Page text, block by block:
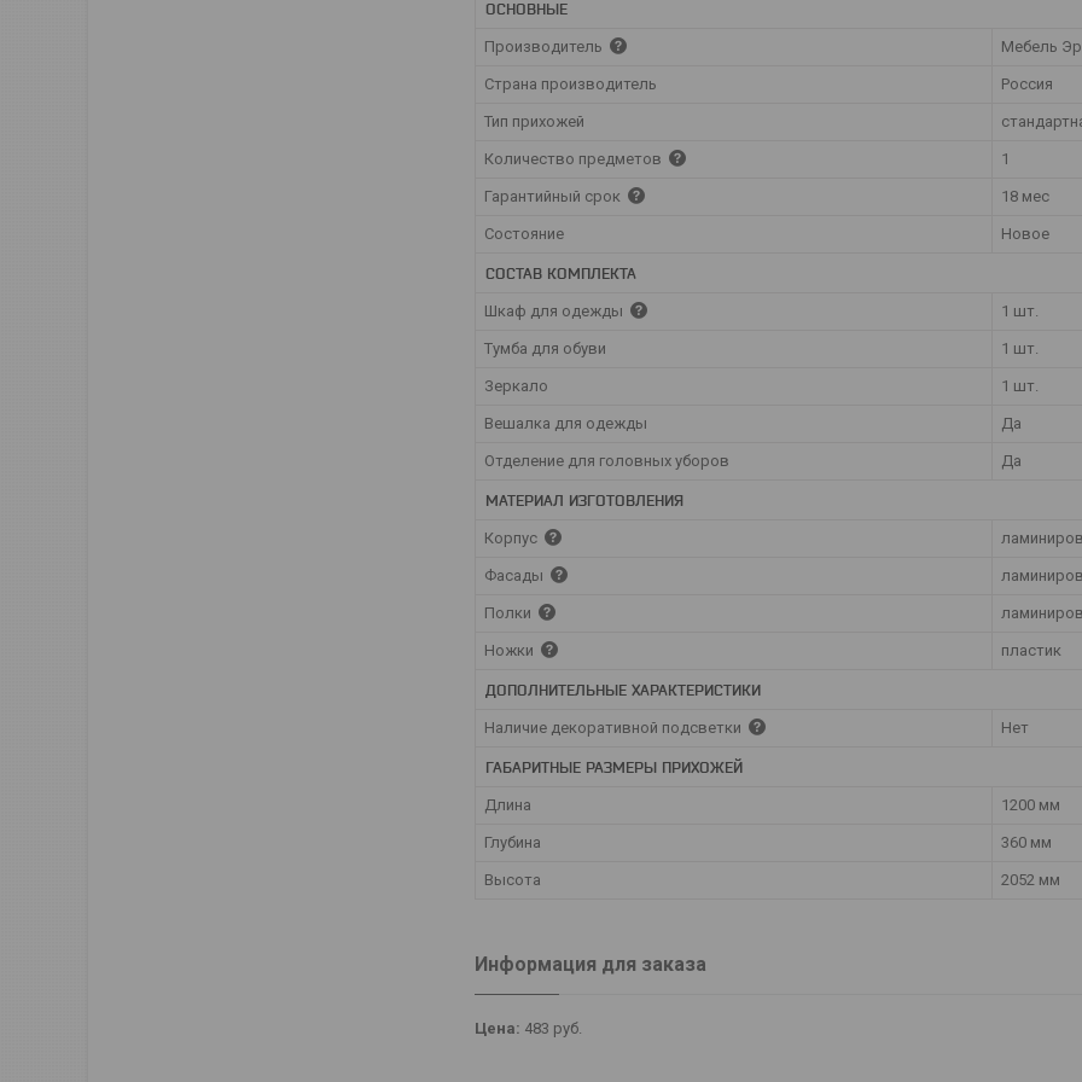
ОСНОВНЫЕ
Производитель Мебель
Страна производитель Россия
Тип прихожей
Количество предметов 1
Гарантийный срок 18 мес
Состояние Новое
СОСТАВ КОМПЛЕКТА
Шкаф для одежды 1 шт.
Тумба для обуви 1 шт.
Зеркало 1 шт.
Вешалка для одежды Да
Отделение для головных уборов Да
МАТЕРИАЛ ИЗГОТОВЛЕНИЯ
Корпус
Фасады
Полки
Ножки пластик
ДОПОЛНИТЕЛЬНЫЕ ХАРАКТЕРИСТИКИ
Наличие декоративной подсветки Нет
ГАБАРИТНЫЕ РАЗМЕРЫ ПРИХОЖЕЙ
Длина 1200 мм
Глубина 360 мм
Высота 2052 мм
Информация для заказа
Цена: 483 руб.